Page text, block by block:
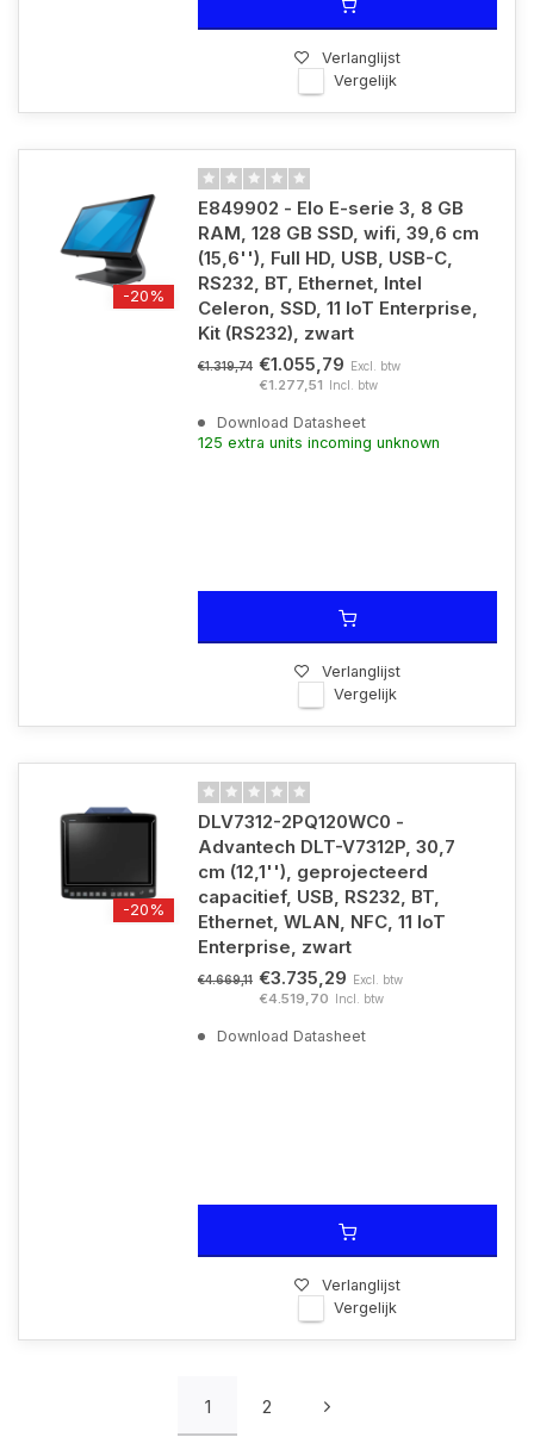
Verlanglijst
Vergelijk
-20%
E849902 - Elo E-serie 3, 8 GB
RAM, 128 GB SSD, wifi, 39,6 cm
(15,6''), Full HD, USB, USB-C,
RS232, BT, Ethernet, Intel
Celeron, SSD, 11 IoT Enterprise,
Kit (RS232), zwart
€1.319,74 €1.055,79 Excl. btw
€1.277,51 Incl. btw
Download Datasheet
125 extra units incoming unknown
Verlanglijst
Vergelijk
-20%
DLV7312-2PQ120WC0 -
Advantech DLT-V7312P, 30,7
cm (12,1''), geprojecteerd
capacitief, USB, RS232, BT,
Ethernet, WLAN, NFC, 11 IoT
Enterprise, zwart
€4.669,11 €3.735,29 Excl. btw
€4.519,70 Incl. btw
Download Datasheet
Verlanglijst
Vergelijk
1 2